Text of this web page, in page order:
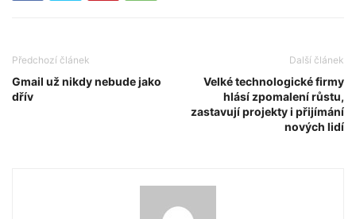
Předchozí článek
Gmail už nikdy nebude jako
dřív
Další článek
Velké technologické firmy
hlásí zpomalení růstu,
zastavují projekty i přijímání
nových lidí